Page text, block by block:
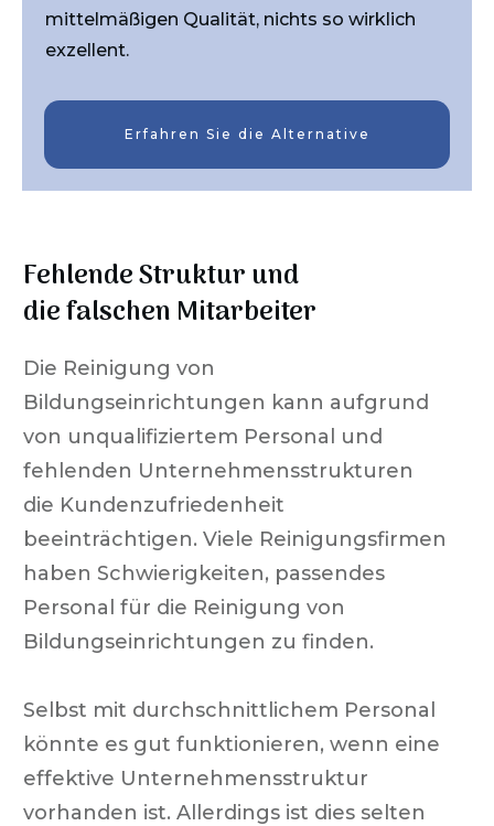
mittelmäßigen Qualität, nichts so wirklich
exzellent.
Erfahren Sie die Alternative
Fehlende Struktur und
die falschen Mitarbeiter
Die Reinigung von
Bildungseinrichtungen kann aufgrund
von unqualifiziertem Personal und
fehlenden Unternehmensstrukturen
die Kundenzufriedenheit
beeinträchtigen. Viele Reinigungsfirmen
haben Schwierigkeiten, passendes
Personal für die Reinigung von
Bildungseinrichtungen zu finden.
Selbst mit durchschnittlichem Personal
könnte es gut funktionieren, wenn eine
effektive Unternehmensstruktur
vorhanden ist. Allerdings ist dies selten